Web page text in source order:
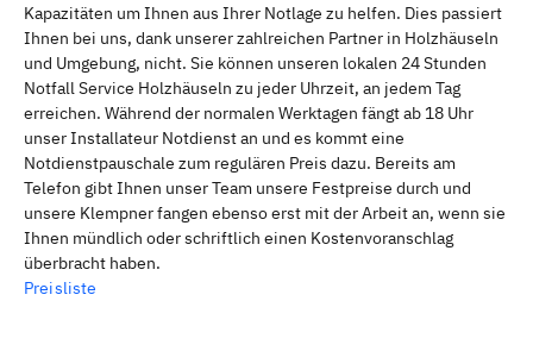
Kapazitäten um Ihnen aus Ihrer Notlage zu helfen. Dies passiert
Ihnen bei uns, dank unserer zahlreichen Partner in Holzhäuseln
und Umgebung, nicht. Sie können unseren lokalen 24 Stunden
Notfall Service Holzhäuseln zu jeder Uhrzeit, an jedem Tag
erreichen. Während der normalen Werktagen fängt ab 18 Uhr
unser Installateur Notdienst an und es kommt eine
Notdienstpauschale zum regulären Preis dazu. Bereits am
Telefon gibt Ihnen unser Team unsere Festpreise durch und
unsere Klempner fangen ebenso erst mit der Arbeit an, wenn sie
Ihnen mündlich oder schriftlich einen Kostenvoranschlag
überbracht haben.
Preisliste